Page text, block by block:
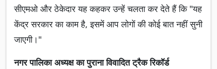
सीएमओ और ठेकेदार यह कहकर उन्हें चलता कर देते हैं कि "यह
केंद्र सरकार का काम है, इसमें आप लोगों की कोई बात नहीं सुनी
जाएगी।"
नगर पालिका अध्यक्ष का पुराना विवादित ट्रैक रिकॉर्ड